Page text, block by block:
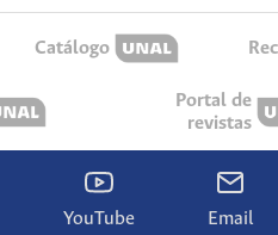
Catálogo
Portal de
revistas
YouTube Email